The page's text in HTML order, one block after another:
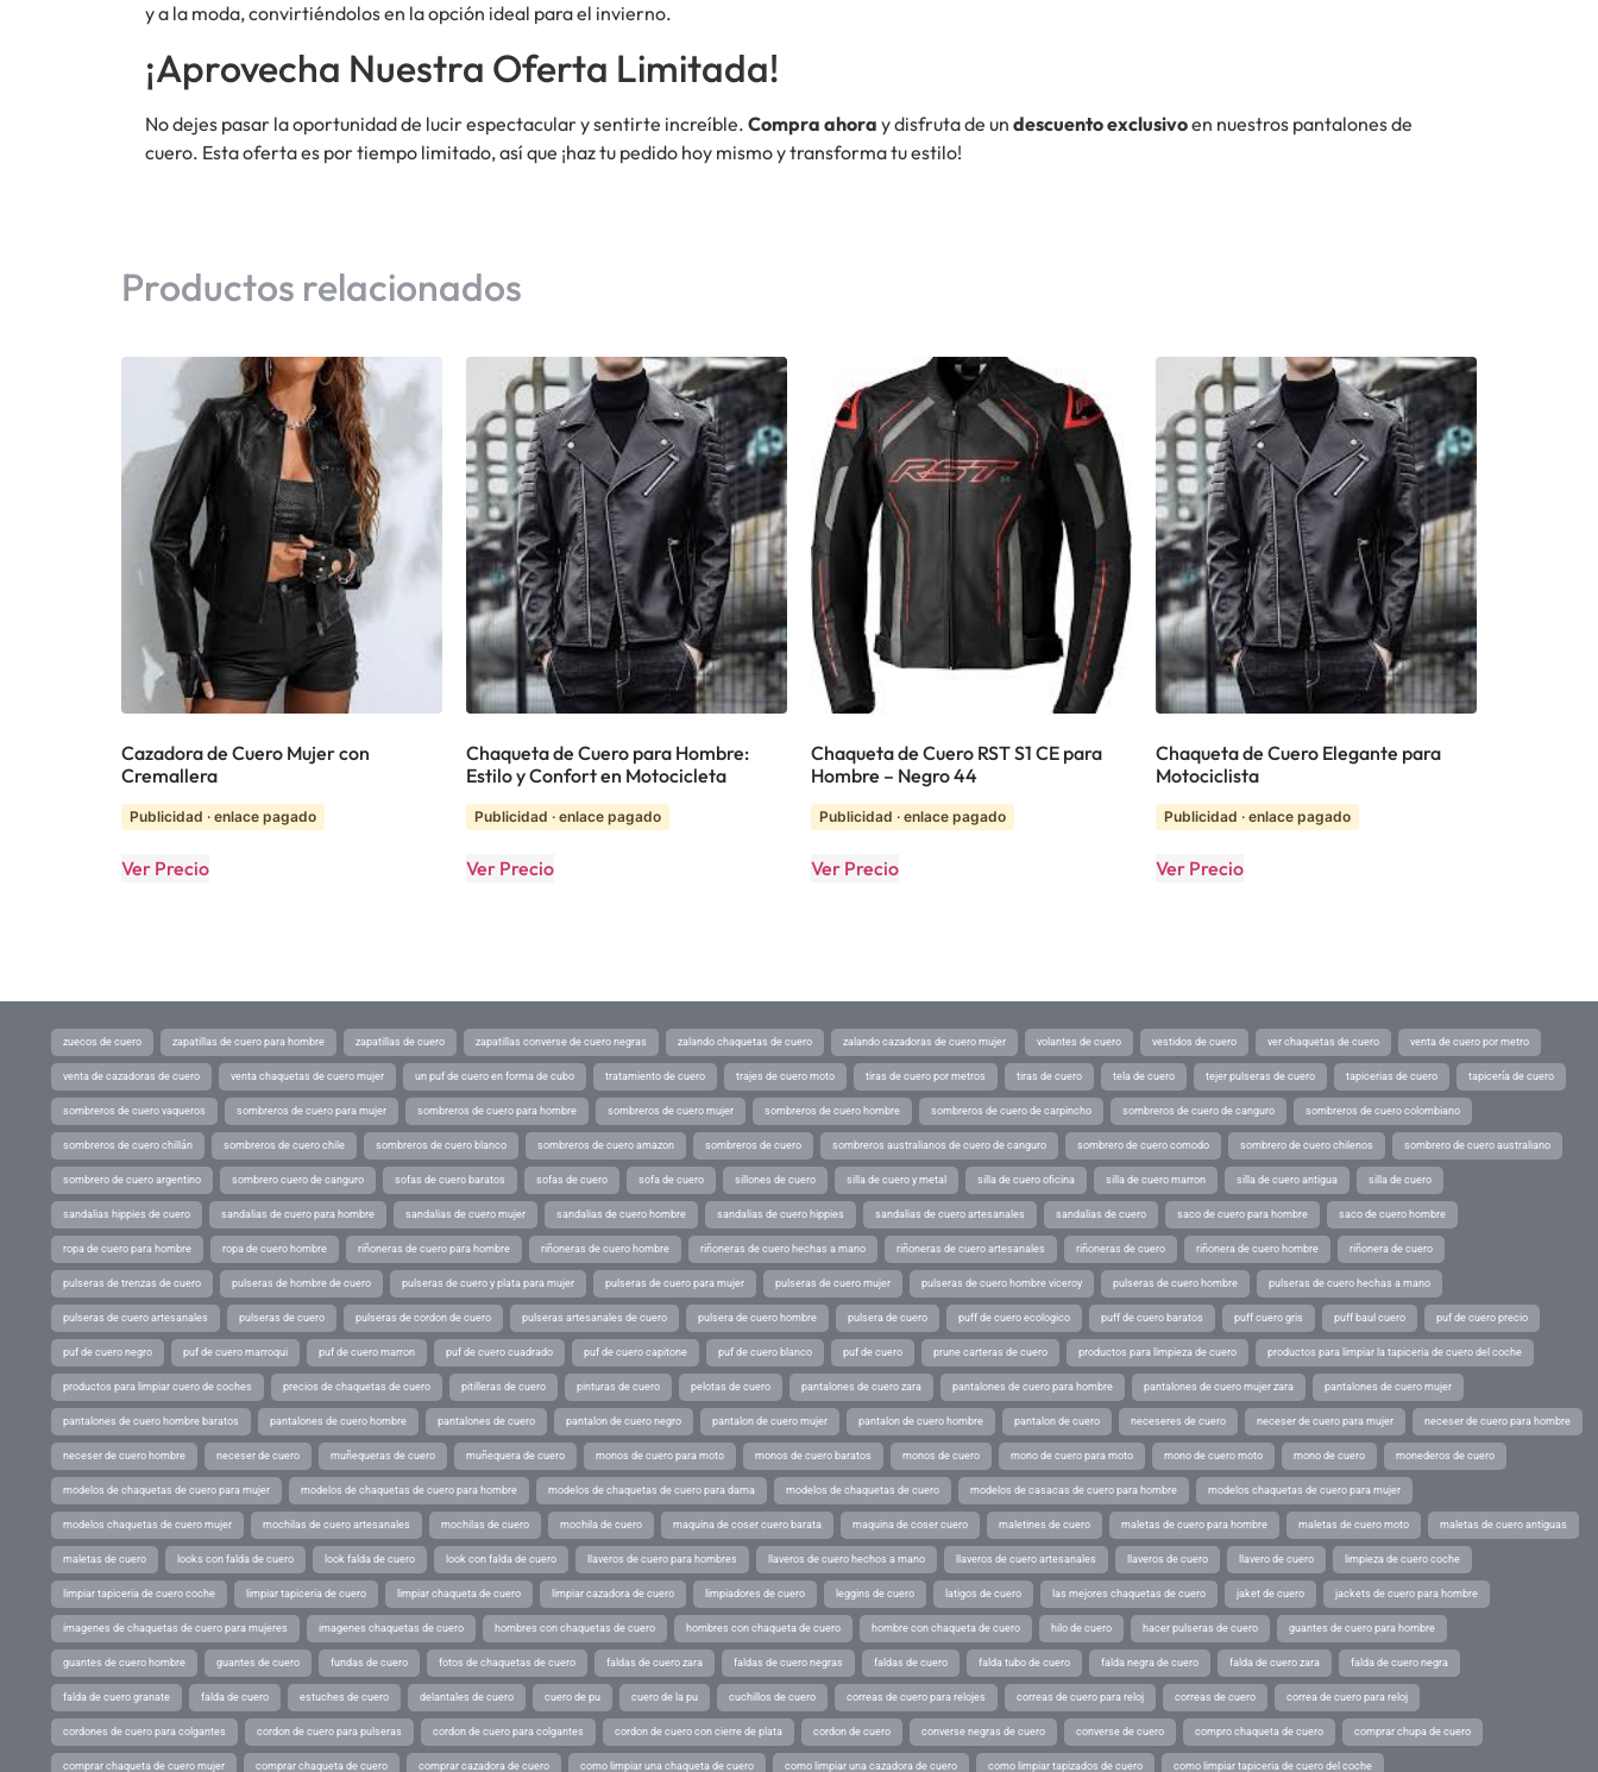
y a la moda, convirtiéndolos en la opción ideal para el invierno.
¡Aprovecha Nuestra Oferta Limitada!
No dejes pasar la oportunidad de lucir espectacular y sentirte increíble. Compra ahora y disfruta de un descuento exclusivoen nuestros pantalones de
cuero. Esta oferta es por tiempo limitado, así que ¡haz tu pedido hoy mismo y transforma tu estilo!
Productos relacionados
Cazadora de Cuero Mujer con
Cremallera
Publicidad · enlace pagado
Ver Precio
Chaqueta de Cuero para Hombre:
Estilo y Confort en Motocicleta
Publicidad · enlace pagado
Ver Precio
Chaqueta de Cuero RST S1 CE para
Hombre – Negro 44
Publicidad · enlace pagado
Ver Precio
Chaqueta de Cuero Elegante para
Motociclista
Publicidad · enlace pagado
Ver Precio
zuecos de cuero zapatillas de cuero para hombre zapatillas de cuero zapatillas converse de cuero negras zalando chaquetas de cuero zalando cazadoras de cuero mujer volantes de cuero vestidos de cuero ver chaquetas de cuero venta de cuero por metro
venta de cazadoras de cuero venta chaquetas de cuero mujer un puf de cuero en forma de cubo tratamiento de cuero trajes de cuero moto tiras de cuero por metros tiras de cuero tela de cuero tejer pulseras de cuero tapicerias de cuero tapicería de cuero
sombreros de cuero vaqueros sombreros de cuero para mujer sombreros de cuero para hombre sombreros de cuero mujer sombreros de cuero hombre sombreros de cuero de carpincho sombreros de cuero de canguro sombreros de cuero colombiano
sombreros de cuero chillán sombreros de cuero chile sombreros de cuero blanco sombreros de cuero amazon sombreros de cuero sombreros australianos de cuero de canguro sombrero de cuero comodo sombrero de cuero chilenos sombrero de cuero australiano
sombrero de cuero argentino sombrero cuero de canguro sofas de cuero baratos sofas de cuero sofa de cuero sillones de cuero silla de cuero y metal silla de cuero oficina silla de cuero marron silla de cuero antigua silla de cuero
sandalias hippies de cuero sandalias de cuero para hombre sandalias de cuero mujer sandalias de cuero hombre sandalias de cuero hippies sandalias de cuero artesanales sandalias de cuero saco de cuero para hombre saco de cuero hombre
ropa de cuero para hombre ropa de cuero hombre riñoneras de cuero para hombre riñoneras de cuero hombre riñoneras de cuero hechas a mano riñoneras de cuero artesanales riñoneras de cuero riñonera de cuero hombre riñonera de cuero
pulseras de trenzas de cuero pulseras de hombre de cuero pulseras de cuero y plata para mujer pulseras de cuero para mujer pulseras de cuero mujer pulseras de cuero hombre viceroy pulseras de cuero hombre pulseras de cuero hechas a mano
pulseras de cuero artesanales pulseras de cuero pulseras de cordon de cuero pulseras artesanales de cuero pulsera de cuero hombre pulsera de cuero puff de cuero ecologico puff de cuero baratos puff cuero gris puff baul cuero puf de cuero precio
puf de cuero negro puf de cuero marroqui puf de cuero marron puf de cuero cuadrado puf de cuero capitone puf de cuero blanco puf de cuero prune carteras de cuero productos para limpieza de cuero productos para limpiar la tapiceria de cuero del coche
productos para limpiar cuero de coches precios de chaquetas de cuero pitilleras de cuero pinturas de cuero pelotas de cuero pantalones de cuero zara pantalones de cuero para hombre pantalones de cuero mujer zara pantalones de cuero mujer
pantalones de cuero hombre baratos pantalones de cuero hombre pantalones de cuero pantalon de cuero negro pantalon de cuero mujer pantalon de cuero hombre pantalon de cuero neceseres de cuero neceser de cuero para mujer neceser de cuero para hombre
neceser de cuero hombre neceser de cuero muñequeras de cuero muñequera de cuero monos de cuero para moto monos de cuero baratos monos de cuero mono de cuero para moto mono de cuero moto mono de cuero monederos de cuero
modelos de chaquetas de cuero para mujer modelos de chaquetas de cuero para hombre modelos de chaquetas de cuero para dama modelos de chaquetas de cuero modelos de casacas de cuero para hombre modelos chaquetas de cuero para mujer
modelos chaquetas de cuero mujer mochilas de cuero artesanales mochilas de cuero mochila de cuero maquina de coser cuero barata maquina de coser cuero maletines de cuero maletas de cuero para hombre maletas de cuero moto maletas de cuero antiguas
maletas de cuero looks con falda de cuero look falda de cuero look con falda de cuero llaveros de cuero para hombres llaveros de cuero hechos a mano llaveros de cuero artesanales llaveros de cuero llavero de cuero limpieza de cuero coche
limpiar tapiceria de cuero coche limpiar tapiceria de cuero limpiar chaqueta de cuero limpiar cazadora de cuero limpiadores de cuero leggins de cuero latigos de cuero las mejores chaquetas de cuero jaket de cuero jackets de cuero para hombre
imagenes de chaquetas de cuero para mujeres imagenes chaquetas de cuero hombres con chaquetas de cuero hombres con chaqueta de cuero hombre con chaqueta de cuero hilo de cuero hacer pulseras de cuero guantes de cuero para hombre
guantes de cuero hombre guantes de cuero fundas de cuero fotos de chaquetas de cuero faldas de cuero zara faldas de cuero negras faldas de cuero falda tubo de cuero falda negra de cuero falda de cuero zara falda de cuero negra
falda de cuero granate falda de cuero estuches de cuero delantales de cuero cuero de pu cuero de la pu cuchillos de cuero correas de cuero para relojes correas de cuero para reloj correas de cuero correa de cuero para reloj
cordones de cuero para colgantes cordon de cuero para pulseras cordon de cuero para colgantes cordon de cuero con cierre de plata cordon de cuero converse negras de cuero converse de cuero compro chaqueta de cuero comprar chupa de cuero
comprar chaqueta de cuero mujer comprar chaqueta de cuero comprar cazadora de cuero como limpiar una chaqueta de cuero como limpiar una cazadora de cuero como limpiar tapizados de cuero como limpiar tapiceria de cuero del coche